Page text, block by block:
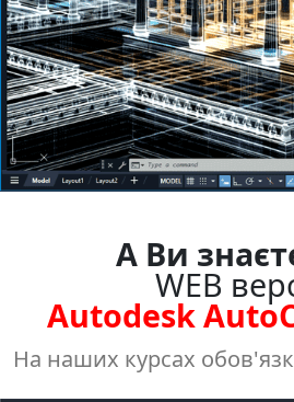
А Ви
WEB
Autodesk
На наших курсах